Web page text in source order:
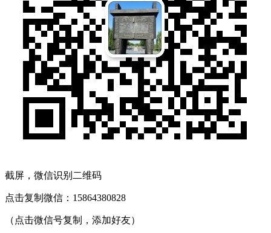
截屏，微信识别二维码
点击复制微信：15864380828
（点击微信号复制，添加好友）